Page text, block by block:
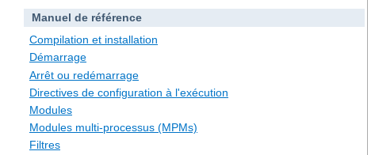
Manuel de référence
Compilation et installation
Démarrage
Arrêt ou redémarrage
Directives de configuration à l'exécution
Modules
Modules multi-processus (MPMs)
Filtres